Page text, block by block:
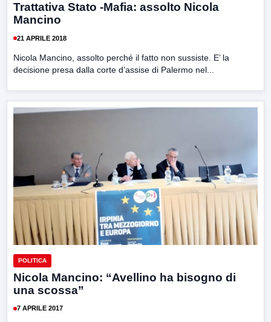
Trattativa Stato -Mafia: assolto Nicola
Mancino
21 APRILE 2018
Nicola Mancino, assolto perché il fatto non sussiste. E’ la
decisione presa dalla corte d’assise di Palermo nel...
POLITICA
Nicola Mancino: “Avellino ha bisogno di
una scossa”
7 APRILE 2017